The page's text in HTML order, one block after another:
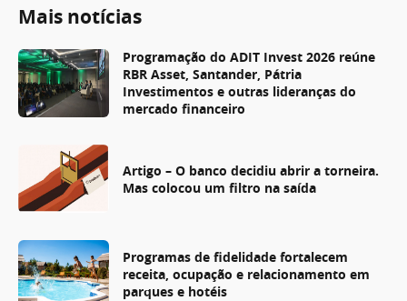
Mais notícias
Programação do ADIT Invest 2026 reúne
RBR Asset, Santander, Pátria
Investimentos e outras lideranças do
mercado financeiro
Artigo – O banco decidiu abrir a torneira.
Mas colocou um filtro na saída
Programas de fidelidade fortalecem
receita, ocupação e relacionamento em
parques e hotéis